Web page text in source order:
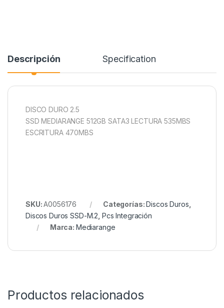
Descripción Specification
DISCO DURO 2.5
SSD MEDIARANGE 512GB SATA3 LECTURA 535MBS
ESCRITURA 470MBS
SKU:A0056176 Categorías:Discos Duros
Discos Duros SSD-M.2 Pcs Integración
Marca: Mediarange
Productos relacionados